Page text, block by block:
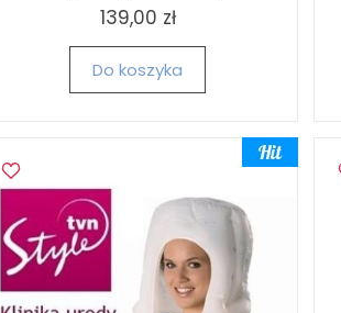
139,00 zł
Do koszyka